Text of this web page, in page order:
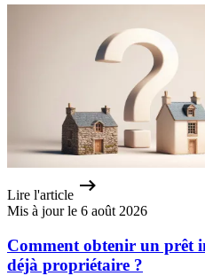
Lire l'article
Mis à jour le 6 août 2026
Comment obtenir un prêt
déjà propriétaire ?